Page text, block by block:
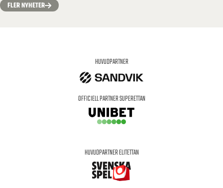
FLER NYHETER
HUVUDPARTNER
OFFICIELL PARTNER SUPERETTAN
HUVUDPARTNER ELITETTAN